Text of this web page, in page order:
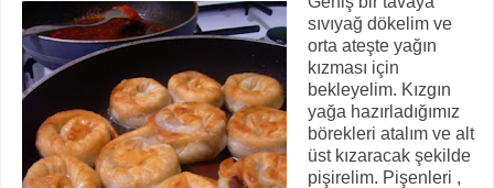
sıvıyağ dökelim ve
orta ateşte yağın
kızması için
bekleyelim. Kızgın
yağa hazırladığımız
börekleri atalım ve alt
üst kızaracak şekilde
pişirelim. Pişenleri ,